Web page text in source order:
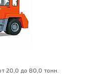
20,0 до 80,0 тонн.